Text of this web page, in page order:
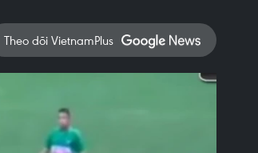
Theo dõi VietnamPlus